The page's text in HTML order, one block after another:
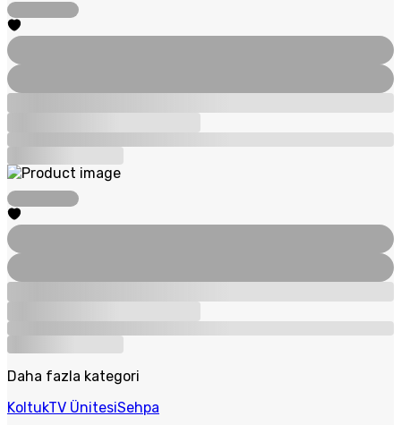
Daha fazla kategori
KoltukTV ÜnitesiSehpa